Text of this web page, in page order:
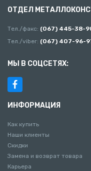
ОТДЕЛ
Тел./факс: (067) 445-38-
Тел./viber: (067) 407-96-
МЫ В СОЦСЕТЯХ:
ИНФОРМАЦИЯ
Как купить
Наши клиенты
Скидки
Замена и возврат товара
Карьера